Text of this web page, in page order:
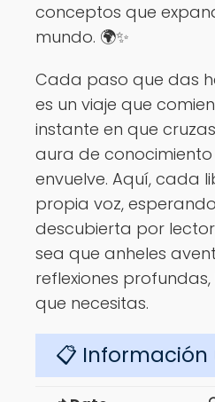
conceptos que
mundo. 🌍✨
Cada paso que das
es un viaje que
instante en que
aura de
envuelve. Aquí, cada
propia voz,
descubierta por
sea que anheles
reflexiones profundas,
que necesitas.
📋